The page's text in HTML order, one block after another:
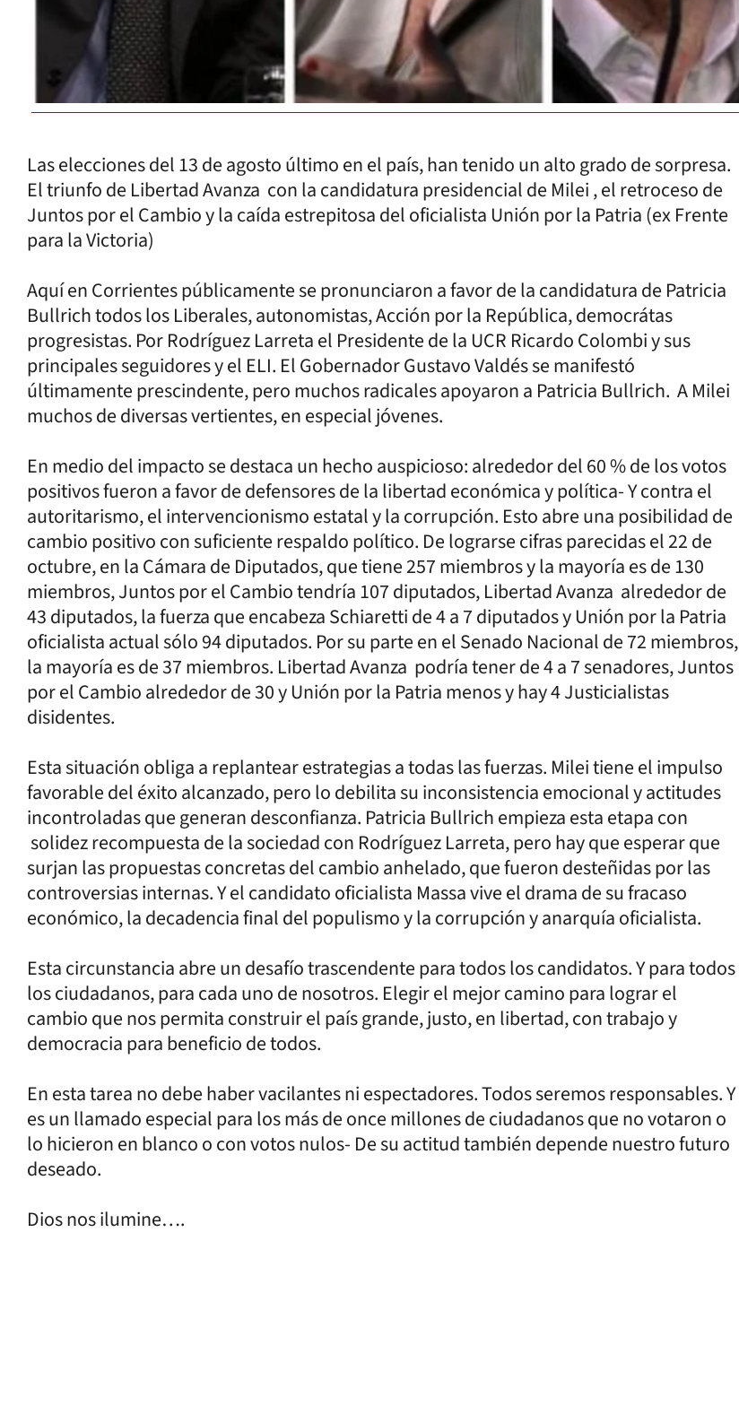
Las elecciones del 13 de agosto último en el país, han tenido un alto grado de sorpresa.
El triunfo de Libertad Avanza con la candidatura presidencial de Milei , el retroceso de
Juntos por el Cambio y la caída estrepitosa del oficialista Unión por la Patria (ex Frente
para la Victoria)
Aquí en Corrientes públicamente se pronunciaron a favor de la candidatura de Patricia
Bullrich todos los Liberales, autonomistas, Acción por la República, democrátas
progresistas. Por Rodríguez Larreta el Presidente de la UCR Ricardo Colombi y sus
principales seguidores y el ELI. El Gobernador Gustavo Valdés se manifestó
últimamente prescindente, pero muchos radicales apoyaron a Patricia Bullrich. A Milei
muchos de diversas vertientes, en especial jóvenes.
En medio del impacto se destaca un hecho auspicioso: alrededor del 60 % de los votos
positivos fueron a favor de defensores de la libertad económica y política- Y contra el
autoritarismo, el intervencionismo estatal y la corrupción. Esto abre una posibilidad de
cambio positivo con suficiente respaldo político. De lograrse cifras parecidas el 22 de
octubre, en la Cámara de Diputados, que tiene 257 miembros y la mayoría es de 130
miembros, Juntos por el Cambio tendría 107 diputados, Libertad Avanza alrededor de
43 diputados, la fuerza que encabeza Schiaretti de 4 a 7 diputados y Unión por la Patria
oficialista actual sólo 94 diputados. Por su parte en el Senado Nacional de 72 miembros,
la mayoría es de 37 miembros. Libertad Avanza podría tener de 4 a 7 senadores, Juntos
por el Cambio alrededor de 30 y Unión por la Patria menos y hay 4 Justicialistas
disidentes.
Esta situación obliga a replantear estrategias a todas las fuerzas. Milei tiene el impulso
favorable del éxito alcanzado, pero lo debilita su inconsistencia emocional y actitudes
incontroladas que generan desconfianza. Patricia Bullrich empieza esta etapa con
solidez recompuesta de la sociedad con Rodríguez Larreta, pero hay que esperar que
surjan las propuestas concretas del cambio anhelado, que fueron desteñidas por las
controversias internas. Y el candidato oficialista Massa vive el drama de su fracaso
económico, la decadencia final del populismo y la corrupción y anarquía oficialista.
Esta circunstancia abre un desafío trascendente para todos los candidatos. Y para todos
los ciudadanos, para cada uno de nosotros. Elegir el mejor camino para lograr el
cambio que nos permita construir el país grande, justo, en libertad, con trabajo y
democracia para beneficio de todos.
En esta tarea no debe haber vacilantes ni espectadores. Todos seremos responsables. Y
es un llamado especial para los más de once millones de ciudadanos que no votaron o
lo hicieron en blanco o con votos nulos- De su actitud también depende nuestro futuro
deseado.
Dios nos ilumine….